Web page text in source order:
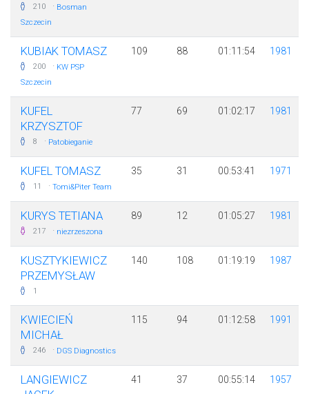
210 · Bosman
Szczecin
KUBIAK TOMASZ
200 · KW PSP
Szczecin
109 88 01:11:54 1981
KUFEL
KRZYSZTOF
8 · Patobieganie
77 69 01:02:17 1981
KUFEL TOMASZ
11 · Tomi&Piter Team
35 31 00:53:41 1971
KURYS TETIANA
217 · niezrzeszona
89 12 01:05:27 1981
KUSZTYKIEWICZ
PRZEMYSŁAW
1
140 108 01:19:19 1987
KWIECIEŃ
MICHAŁ
246 · DGS Diagnostics
115 94 01:12:58 1991
LANGIEWICZ
41 37 00:55:14 1957